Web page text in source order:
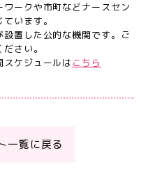
ークや市町などナースセン
います。
置した公的な機関です。ご
さい。
ケジュールは こちら
一覧に戻る